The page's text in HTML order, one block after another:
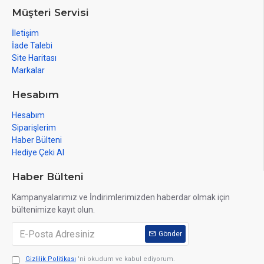
Müşteri Servisi
İletişim
İade Talebi
Site Haritası
Markalar
Hesabım
Hesabım
Siparişlerim
Haber Bülteni
Hediye Çeki Al
Haber Bülteni
Kampanyalarımız ve İndirimlerimizden haberdar olmak için
bültenimize kayıt olun.
Gönder
Gizlilik Politikası 'ni okudum ve kabul ediyorum.